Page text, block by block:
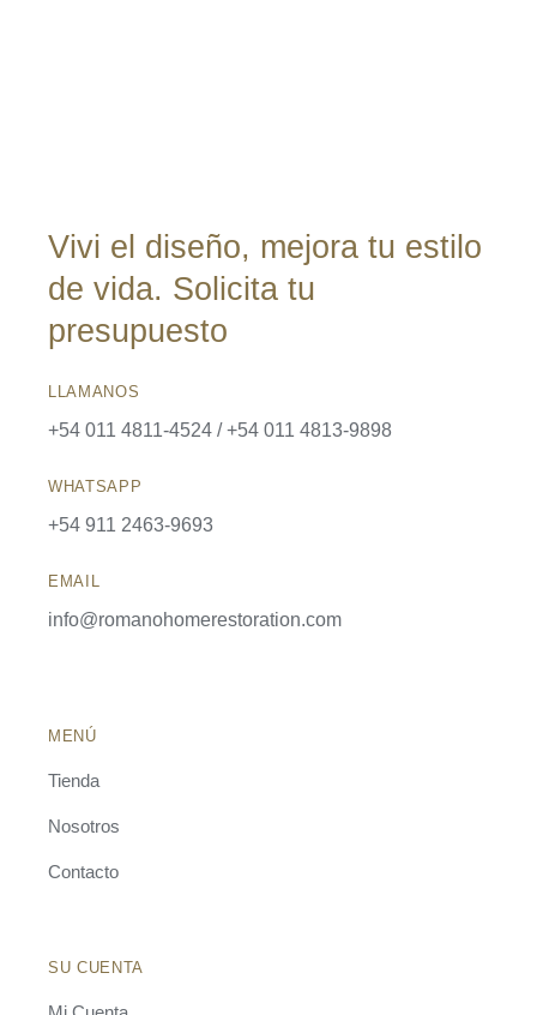
Vivi el diseño, mejora tu estilo
de vida. Solicita tu
presupuesto
LLAMANOS
+54 011 4811-4524 / +54 011 4813-9898
WHATSAPP
+54 911 2463-9693
EMAIL
info@romanohomerestoration.com
MENÚ
Tienda
Nosotros
Contacto
SU CUENTA